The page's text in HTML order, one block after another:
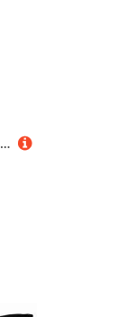
Onyx Cookware Bratpfanne 24 cm | Beschichtete Pfanne Induktion | Für alle Herdarten | Kratzfeste Antihaft-Oberfläche | 3-Schicht Edelstahl/Aluminium | Ofenfest bis 260°C | PFAS-frei